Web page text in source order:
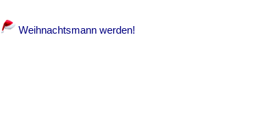
Weihnachtsmann werden!